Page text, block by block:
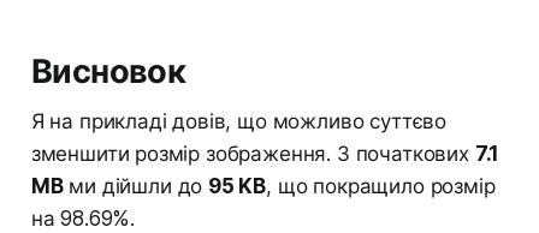
Висновок
Я на прикладі довів, що можливо суттєво
зменшити розмір зображення. З початкових 7.1
MBми дійшли до 95 KB, що покращило розмір
на 98.69%.